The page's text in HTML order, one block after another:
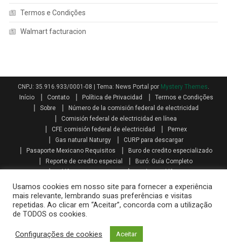
Termos e Condições
Walmart facturacion
CNPJ: 35.916.933/0001-08 Tema: News Portal por Mystery Themes.
Início
Contato Política de Privacidad
Termos e Condições
Sobre
Número de la comisión federal de electricidad
Comisión federal de electricidad en línea
CFE comisión federal de electricidad
Pemex
Gas natural Naturgy
CURP para descargar
Pasaporte Mexicano Requisitos
Buro de credito especializado
Reporte de credito especial
Buró: Guía Completo
Como se calcula el aguinaldo
Aguinaldo por Ley
Aguinaldo
Como se calcula la prima vacacional
Primas vacacionales
Promociones telcel recargas
Paquetes amigo sin limite
Mi telcel paquetes
Recarga telcel en linea
Walmart facturacion
Costco facturacion
Sat facturas
Usamos cookies em nosso site para fornecer a experiência
mais relevante, lembrando suas preferências e visitas
repetidas. Ao clicar em “Aceitar”, concorda com a utilização
de TODOS os cookies.
Configurações de cookies Aceitar